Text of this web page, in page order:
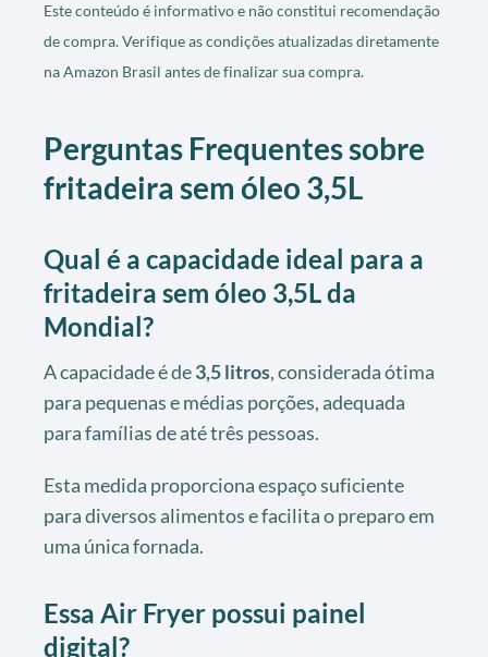
Este conteúdo é informativo e não constitui recomendação
de compra. Verifique as condições atualizadas diretamente
na Amazon Brasil antes de finalizar sua compra.
Perguntas Frequentes sobre
fritadeira sem óleo 3,5L
Qual é a capacidade ideal para a
fritadeira sem óleo 3,5L da
Mondial?
A capacidade é de3,5 litros, considerada ótima
para pequenas e médias porções, adequada
para famílias de até três pessoas.
Esta medida proporciona espaço suficiente
para diversos alimentos e facilita o preparo em
uma única fornada.
Essa Air Fryer possui painel
digital?